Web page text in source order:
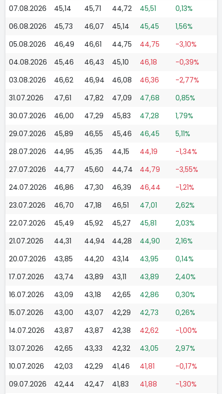
07.08.2026
45,14 45,71 44,72 45,51
0,13%
06.08.2026
45,73 46,07 45,14 45,45
1,56%
05.08.2026
46,49 46,61 44,75 44,75
-3,10%
04.08.2026
45,46 46,43 45,10 46,18
-0,39%
03.08.2026
46,62 46,94 46,08 46,36
-2,77%
31.07.2026
47,61 47,82 47,09 47,68
0,85%
30.07.2026
46,00 47,29 45,83 47,28
1,79%
29.07.2026
45,89 46,55 45,46 46,45
5,11%
28.07.2026
44,95 45,35 44,15 44,19
-1,34%
27.07.2026
44,77 45,60 44,74 44,79
-3,55%
24.07.2026
46,86 47,30 46,39 46,44
-1,21%
23.07.2026
46,70 47,18 46,51 47,01
2,62%
22.07.2026
45,49 45,92 45,27 45,81
2,03%
21.07.2026
44,31 44,94 44,28 44,90
2,16%
20.07.2026
43,85 44,20 43,14 43,95
0,14%
17.07.2026
43,74 43,89 43,11 43,89
2,40%
16.07.2026
43,09 43,18 42,65 42,86
0,30%
15.07.2026
43,00 43,07 42,29 42,73
0,26%
14.07.2026
43,87 43,87 42,38 42,62
-1,00%
13.07.2026
42,65 43,33 42,32 43,05
2,97%
10.07.2026
42,03 42,29 41,46 41,81
-0,17%
09.07.2026
42,44 42,47 41,83 41,88
-1,30%